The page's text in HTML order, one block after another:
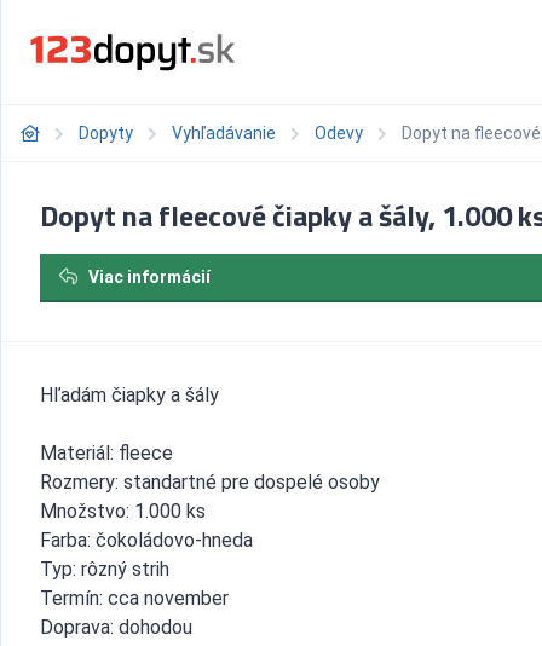
Dopyty Vyhľadávanie Odevy Dopyt na
Dopyt na fleecové čiapky a šály, 1.000
Viac informácií
Hľadám čiapky a šály
Materiál: fleece
Rozmery: standartné pre dospelé osoby
Množstvo: 1.000 ks
Farba: čokoládovo-hneda
Typ: rôzný strih
Termín: cca november
Doprava: dohodou